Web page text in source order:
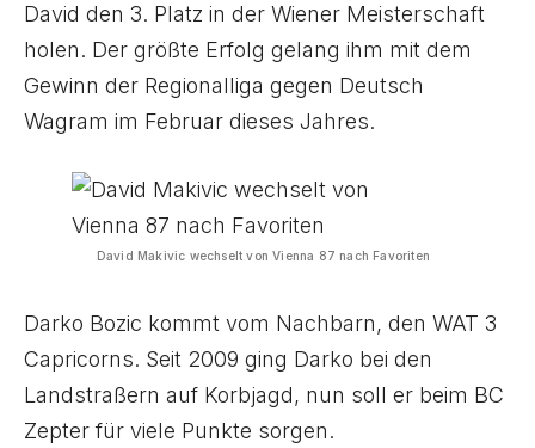
David den 3. Platz in der Wiener Meisterschaft
holen. Der größte Erfolg gelang ihm mit dem
Gewinn der Regionalliga gegen Deutsch
Wagram im Februar dieses Jahres.
David Makivic wechselt von Vienna 87 nach Favoriten
Darko Bozic kommt vom Nachbarn, den WAT 3
Capricorns. Seit 2009 ging Darko bei den
Landstraßern auf Korbjagd, nun soll er beim BC
Zepter für viele Punkte sorgen.